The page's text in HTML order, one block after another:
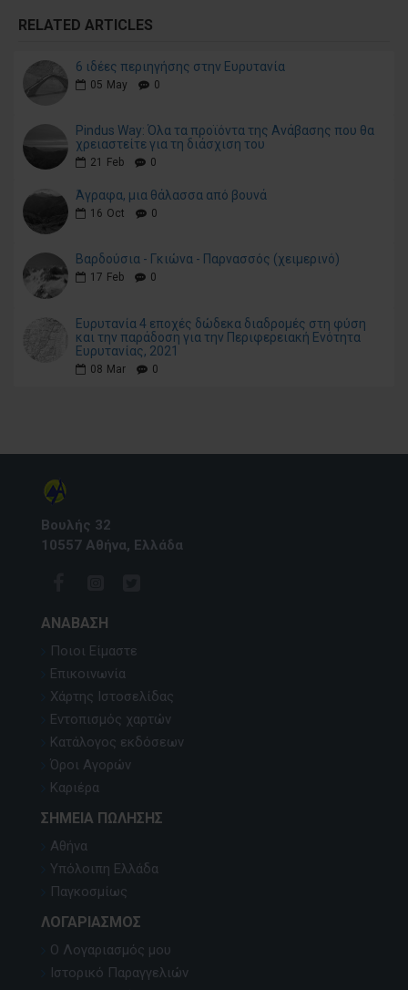
RELATED ARTICLES
6 ιδέες περιηγήσης στην Ευρυτανία
05 May 0
Pindus Way: Όλα τα προϊόντα της Ανάβασης που θα
χρειαστείτε για τη διάσχιση του
21 Feb 0
Άγραφα, μια θάλασσα από βουνά
16 Oct 0
Βαρδούσια - Γκιώνα - Παρνασσός (χειμερινό)
17 Feb 0
Ευρυτανία 4 εποχές δώδεκα διαδρομές στη φύση
και την παράδοση για την Περιφερειακή Ενότητα
Ευρυτανίας, 2021
08 Mar 0
Βουλής 32
10557 Αθήνα, Ελλάδα
ΑΝΆΒΑΣΗ
Ποιοι Είμαστε
Επικοινωνία
Χάρτης Ιστοσελίδας
Εντοπισμός χαρτών
Κατάλογος εκδόσεων
Όροι Αγορών
Καριέρα
ΣΗΜΕΊΑ ΠΏΛΗΣΗΣ
Αθήνα
Υπόλοιπη Ελλάδα
Παγκοσμίως
ΛΟΓΑΡΙΑΣΜΌΣ
Ο Λογαριασμός μου
Ιστορικό Παραγγελιών